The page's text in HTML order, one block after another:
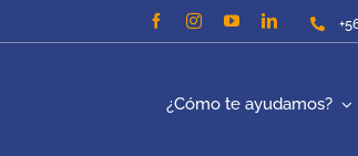
¿Cómo te ayudamos?